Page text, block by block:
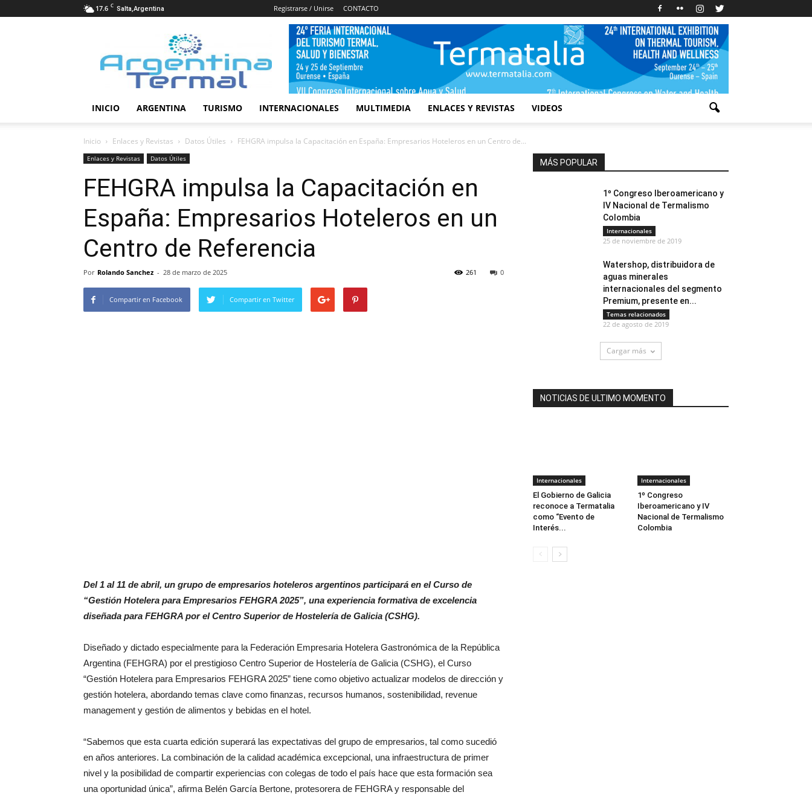
17.6 C Salta,Argentina Registrarse / Unirse CONTACTO
INICIO ARGENTINA TURISMO INTERNACIONALES MULTIMEDIA ENLACES Y REVISTAS VIDEOS
Inicio Enlaces y Revistas Datos Útiles FEHGRA impulsa la Capacitación en España: Empresarios Hoteleros en un Centro de...
Enlaces y Revistas Datos Útiles
FEHGRA impulsa la Capacitación en
España: Empresarios Hoteleros en un
Centro de Referencia
Por Rolando Sanchez - 28 de marzo de 2025 0
261
Compartir en Facebook Compartir en Twitter
Del 1 al 11 de abril, un grupo de empresarios hoteleros argentinos participará en el Curso de
“Gestión Hotelera para Empresarios FEHGRA 2025”, una experiencia formativa de excelencia
diseñada para FEHGRA por el Centro Superior de Hostelería de Galicia (CSHG).
Diseñado y dictado especialmente para la Federación Empresaria Hotelera Gastronómica de la República
Argentina (FEHGRA) por el prestigioso Centro Superior de Hostelería de Galicia (CSHG), el Curso
“Gestión Hotelera para Empresarios FEHGRA 2025” tiene como objetivo actualizar modelos de dirección y
gestión hotelera, abordando temas clave como finanzas, recursos humanos, sostenibilidad, revenue
management y gestión de alimentos y bebidas en el hotel.
“Sabemos que esta cuarta edición superará las expectativas del grupo de empresarios, tal como sucedió
en años anteriores. La combinación de la calidad académica excepcional, una infraestructura de primer
nivel y la posibilidad de compartir experiencias con colegas de todo el país hace que esta formación sea
una oportunidad única”, afirma Belén García Bertone, protesorera de FEHGRA y responsable del
MÁS POPULAR
1º Congreso Iberoamericano y
IV Nacional de Termalismo
Colombia
Internacionales
25 de noviembre de 2019
Watershop, distribuidora de
aguas minerales
internacionales del segmento
Premium, presente en...
Temas relacionados
22 de agosto de 2019
Cargar más
NOTICIAS DE ULTIMO MOMENTO
Internacionales
El Gobierno de Galicia
reconoce a Termatalia
como “Evento de
Interés...
Internacionales
1º Congreso
Iberoamericano y IV
Nacional de Termalismo
Colombia